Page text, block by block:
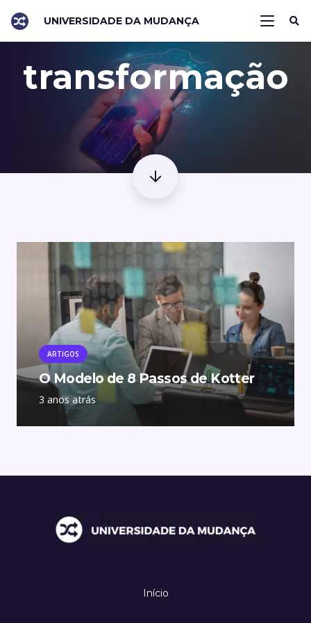
UNIVERSIDADE DA MUDANÇA
transformação
ARTIGOS
O Modelo de 8 Passos de Kotter
3 anos atrás
Início